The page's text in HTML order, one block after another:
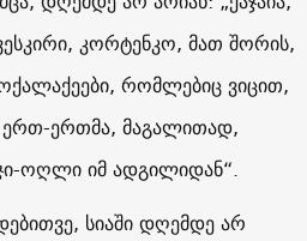
კორტენკო, მათ შორის,
რომლებიც ვიცით,
ერთმა, მაგალითად,
ოღლი იმ ადგილიდან“.
სიაში დღემდე არ